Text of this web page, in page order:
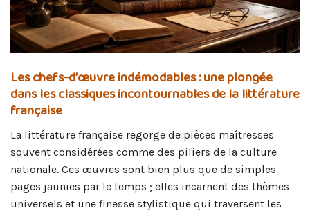
Les chefs-d’œuvre indémodables : une plongée
dans les classiques incontournables de la littérature
française
La littérature française regorge de pièces maîtresses
souvent considérées comme des piliers de la culture
nationale. Ces œuvres sont bien plus que de simples
pages jaunies par le temps ; elles incarnent des thèmes
universels et une finesse stylistique qui traversent les